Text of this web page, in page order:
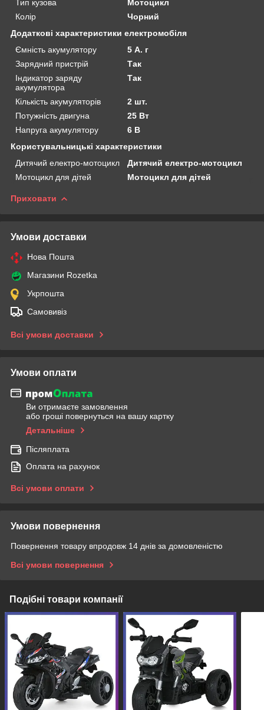
Тип кузова
Мотоцикл
Колір
Чорний
Додаткові характеристики електромобіля
Ємність акумулятору
5 А. г
Зарядний пристрій
Так
Індикатор заряду
акумулятора
Так
Кількість акумуляторів
2 шт.
Потужність двигуна
25 Вт
Напруга акумулятору
6 В
Користувальницькі характеристики
Дитячий електро-мотоцикл
Дитячий електро-мотоцикл
Мотоцикл для дітей
Мотоцикл для дітей
Приховати
Умови доставки
Нова Пошта
Магазини Rozetka
Укрпошта
Самовивіз
Всі умови доставки
Умови оплати
Ви отримаєте замовлення
або гроші повернуться на вашу картку
Детальніше
Післяплата
Оплата на рахунок
Всі умови оплати
Умови повернення
Повернення товару впродовж 14 днів за домовленістю
Всі умови повернення
Подібні товари компанії